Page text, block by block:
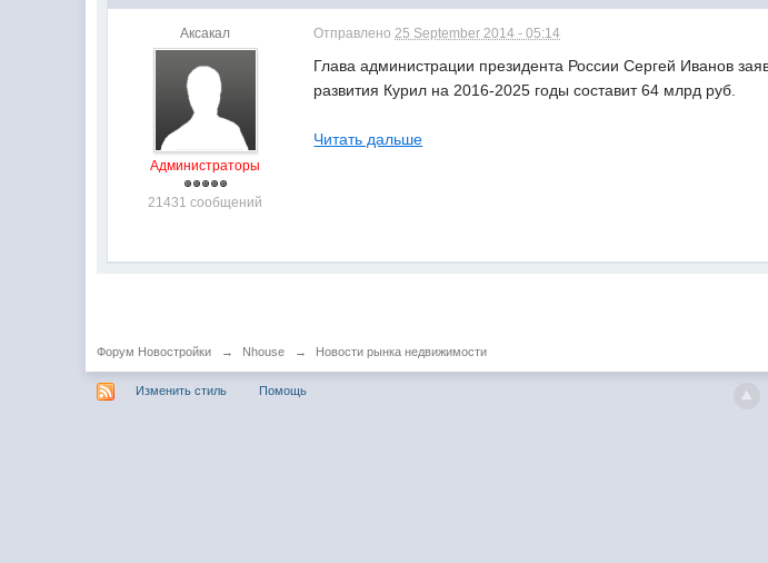
Аксакал
Администраторы
21431 сообщений
Отправлено25 September 2014 - 05:14
Глава администрации президента России Сергей Иванов
развития Курил на 2016-2025 годы составит 64 млрд руб.
Читать дальше
Форум Новостройки → Nhouse → Новости рынка недвижимости
Изменить стиль Помощь